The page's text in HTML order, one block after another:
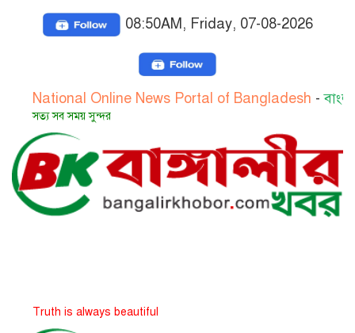
08:50AM, Friday, 07-08-2026
Online News Portal of Bangladesh- বাংলাদেশের
সময় সুন্দর
is always beautiful